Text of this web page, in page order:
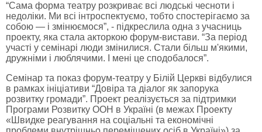
“Сама форма театру розкриває всі людські чесноти і
недоліки. Ми всі інтроспектуємо, тобто спостерігаємо за
собою — і змінюємося”, - підкреслила одна з учасниць
проекту, яка стала акторкою форум-вистави. “За період
участі у семінарі люди змінилися. Стали більш м'якими,
дружніми і люблячими. І мені це сподобалося”.
Семінар та показ форум-театру у Білій Церкві відбулися
в рамках ініціативи “Довіра та діалог як запорука
розвитку громади”. Проект реалізується за підтримки
Програми Розвитку ООН в Україні (в межах Проекту
«Швидке реагування на соціальні та економічні